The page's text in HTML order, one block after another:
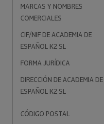
MARCAS Y NOMBRES
COMERCIALES
CIF/NIF DE ACADEMIA DE
ESPAÑOL K2 SL
FORMA JURÍDICA
DIRECCIÓN DE ACADEMIA DE
ESPAÑOL K2 SL
CÓDIGO POSTAL